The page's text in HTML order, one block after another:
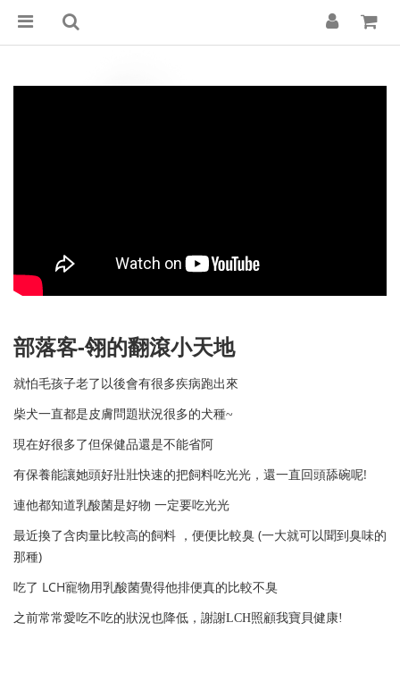
部落客-翎的翻滾小天地
就怕毛孩子老了以後會有很多疾病跑出來
柴犬一直都是皮膚問題狀況很多的犬種~
現在好很多了但保健品還是不能省阿
有保養能讓她頭好壯壯快速的把飼料吃光光，還一直回頭舔碗呢!
連他都知道乳酸菌是好物 一定要吃光光
最近換了含肉量比較高的飼料 ，便便比較臭 (一大就可以聞到臭味的
那種)
吃了 LCH寵物用乳酸菌覺得他排便真的比較不臭
之前常常愛吃不吃的狀況也降低，謝謝LCH照顧我寶貝健康!